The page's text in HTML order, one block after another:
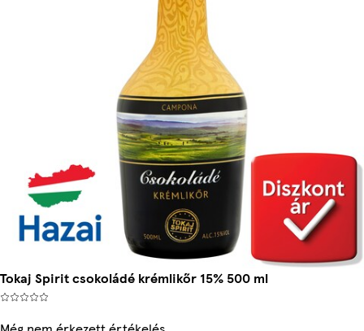
Tokaj Spirit csokoládé krémlikőr 15% 500 ml